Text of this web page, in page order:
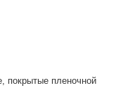
покрытые пленочной